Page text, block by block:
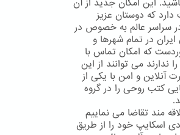
این امکان جدید از آن
که دوستان عزیز
سراسر عالم به خصوص در
در تمام شهرها و
که امکان تماس با
ندارند می توانند از این
آنلاین و امن با یکی از
کتب روحی را در گروه
مند تقاضا می نماییم
اسکایپ خود را از طریق